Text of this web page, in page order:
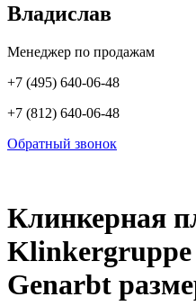
Владислав
Менеджер по продажам
+7 (495) 640-06-48
+7 (812) 640-06-48
Обратный звонок
Клинкерная
Klinkergruppe
Genarbt